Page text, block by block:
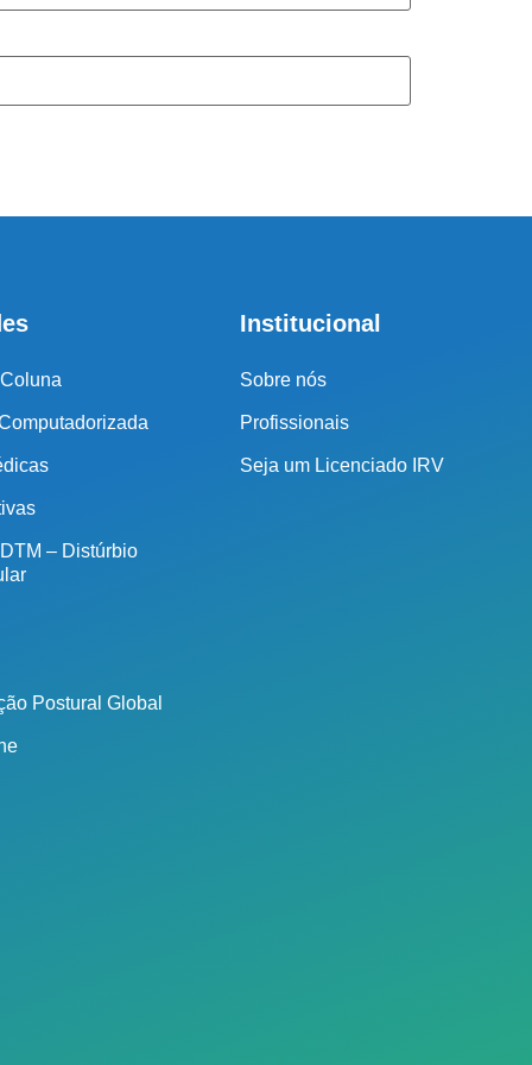
– Distúrbio
Postural Global
Institucional
Sobre nós
Profissionais
Seja um Licenciado IRV
(011) 2091-1267